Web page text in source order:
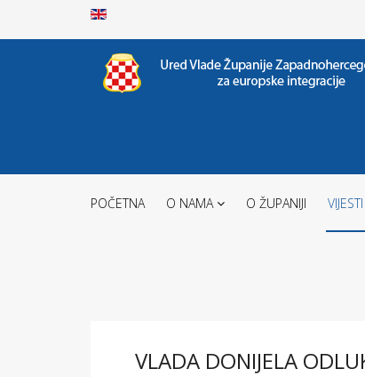
POČETNA O NAMA O ŽUPANIJI VIJESTI
VLADA DONIJELA